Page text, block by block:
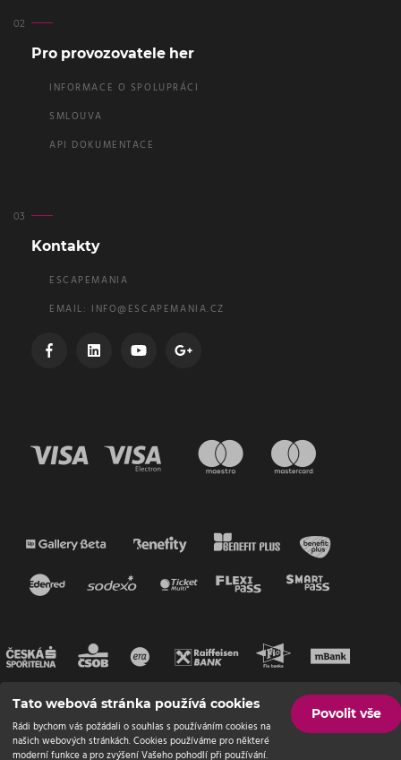
Pro provozovatele her
INFORMACE O SPOLUPRÁCI
SMLOUVA
API DOKUMENTACE
Kontakty
ESCAPEMANIA
EMAIL: INFO@ESCAPEMANIA.CZ
Tato webová stránka používá cookies
Rádi bychom vás požádali o souhlas s používáním cookies na
našich webových stránkách. Cookies používáme pro některé
moderní funkce a pro zvýšení Vašeho pohodlí při používání.
Povolit vše